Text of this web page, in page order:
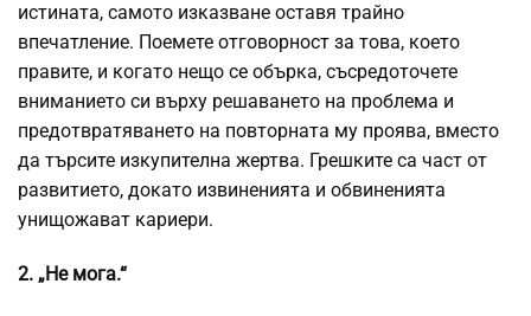
истината, самото изказване оставя трайно
впечатление. Поемете отговорност за това, което
правите, и когато нещо се обърка, съсредоточете
вниманието си върху решаването на проблема и
предотвратяването на повторната му проява, вместо
да търсите изкупителна жертва. Грешките са част от
развитието, докато извиненията и обвиненията
унищожават кариери.
2. „Не мога.“